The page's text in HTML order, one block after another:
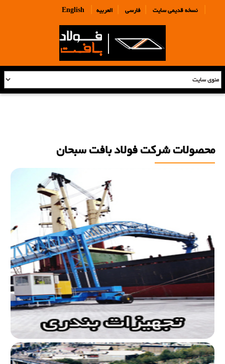
English | نسخه قدیمی سایت| فارسی| العربیه |
محصولات شرکت فولاد بافت سبحان